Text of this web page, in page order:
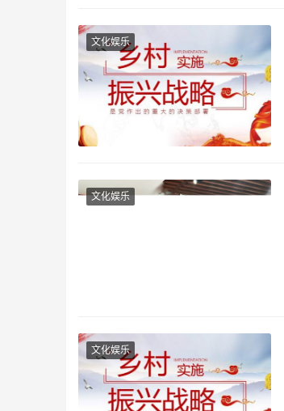
文化娱乐
文化娱乐
文化娱乐